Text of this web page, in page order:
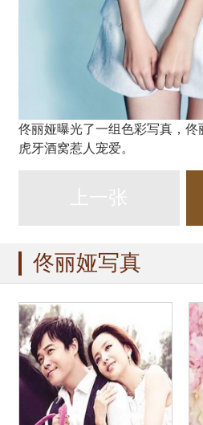
佟丽娅曝光了一组色彩写真，佟
虎牙酒窝惹人宠爱。
佟丽娅写真